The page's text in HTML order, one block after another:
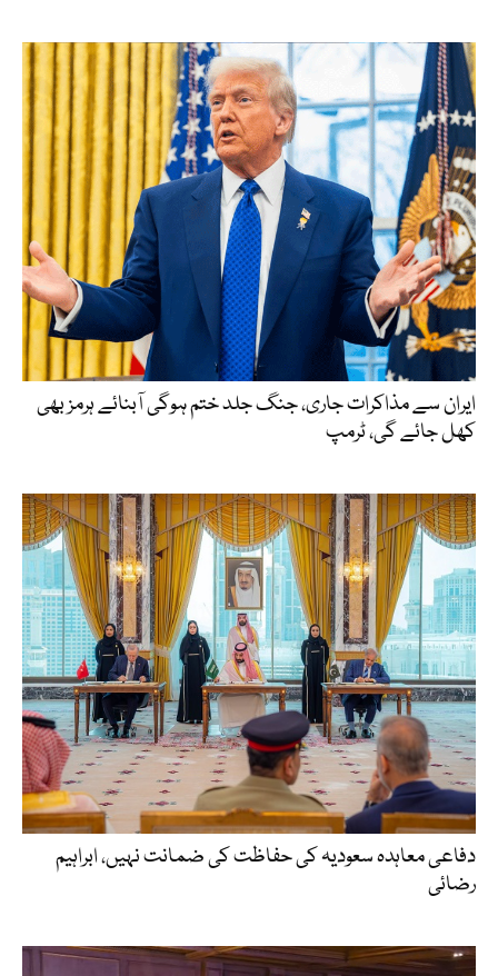
ایران سے مذاکرات جاری، جنگ جلد ختم ہوگی آبنائے ہرمز بھی
کھل جائے گی، ٹرمپ
دفاعی معاہدہ سعودیہ کی حفاظت کی ضمانت نہیں، ابراہیم
رضائی